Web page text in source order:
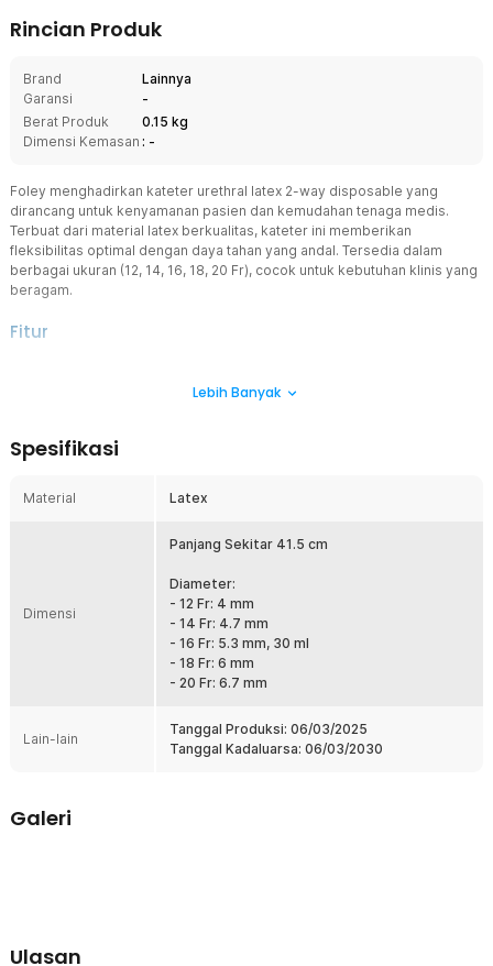
Rincian Produk
Brand
Lainnya
Garansi
-
Berat Produk
0.15 kg
Dimensi Kemasan : -
Foley menghadirkan kateter urethral latex 2-way disposable yang
dirancang untuk kenyamanan pasien dan kemudahan tenaga medis.
Terbuat dari material latex berkualitas, kateter ini memberikan
fleksibilitas optimal dengan daya tahan yang andal. Tersedia dalam
berbagai ukuran (12, 14, 16, 18, 20 Fr), cocok untuk kebutuhan klinis yang
beragam.
Fitur
Kateter terbuat dari latex elastis yang lembut namun kuat, sehingga
pemasangan dan pelepasan. Cocok digunakan dalam prosedur
Desain 2-Way untuk Fungsi Ganda
inflasi balon penahan. Meningkatkan keamanan dan stabilitas
puskesmas, atau perawatan rumah.
Varian Ukuran Lengkap
Foley menyediakan pilihan ukuran 12, 14, 16, 18, dan 20 French (Fr).
Memudahkan tenaga medis menyesuaikan sesuai kebutuhan
pasien dewasa. Setiap ukuran dikemas secara higienis dan siap
Disposable dan Steril untuk Keamanan Maksimal
Produk ini sekali pakai dan disterilisasi secara profesional untuk
mengutamakan kontrol infeksi.
Lebih Banyak
Spesifikasi
Material Latex
Dimensi
Panjang Sekitar 41.5 cm
Diameter:
- 12 Fr: 4 mm
- 14 Fr: 4.7 mm
- 16 Fr: 5.3 mm, 30 ml
- 18 Fr: 6 mm
- 20 Fr: 6.7 mm
Lain-lain
Tanggal Produksi: 06/03/2025
Tanggal Kadaluarsa: 06/03/2030
Galeri
Ulasan